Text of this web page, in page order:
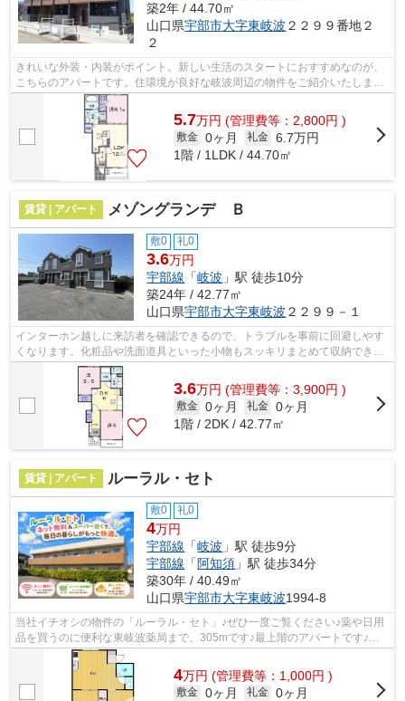
築2年 / 44.70㎡
山口県宇部市大字東岐波 ２２９９番地２
２
きれいな外装・内装がポイント。新しい生活のスタートにおすすめなのが、
こちらのアパートです。住環境が良好な岐波周辺の物件をご紹介いたしま
す。希望条件に沿った物件をご紹介しま...
5.7万円 (管理費等：2,800円 )
敷金 0ヶ月 礼金 6.7万円
1階 / 1LDK / 44.70㎡
賃貸 | アパート メゾングランデ Ｂ
敷0 礼0
3.6万円
宇部線 「岐波 」駅 徒歩10分
築24年 / 42.77㎡
山口県宇部市大字東岐波 ２２９９－１
インターホン越しに来訪者を確認できるので、トラブルを事前に回避しやす
くなります。化粧品や洗面道具といった小物もスッキリまとめて収納できる
独立洗面台が付いております。ぜひご...
3.6万円 (管理費等：3,900円 )
敷金 0ヶ月 礼金 0ヶ月
1階 / 2DK / 42.77㎡
賃貸 | アパート ルーラル・セト
敷0 礼0
4万円
宇部線 「岐波 」駅 徒歩9分
宇部線 「 阿知須 」駅 徒歩34分
築30年 / 40.49㎡
山口県宇部市大字東岐波1994-8
当社イチオシの物件の「ルーラル・セト」♪ぜひ一度ご覧ください♪薬や日用
品を買うのに便利な東岐波薬局まで、305mです♪最上階のアパートです♪こ
ちらの物件はアパートです♪当社オススメ...
4万円 (管理費等：1,000円 )
敷金 0ヶ月 礼金 0ヶ月